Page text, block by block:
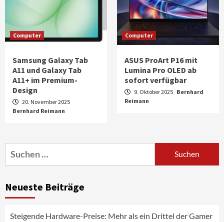
Computer
Samsung Galaxy Tab
A11 und Galaxy Tab
A11+ im Premium-
Design
20. November 2025
Bernhard Reimann
Computer
ASUS ProArt P16 mit
Lumina Pro OLED ab
sofort verfügbar
9. Oktober 2025 Bernhard
Reimann
Suchen
nach:
Neueste Beiträge
Steigende Hardware-Preise: Mehr als ein Drittel der Gamer
Aktuell
4
News aus dem Internet
Fernsehgeräte